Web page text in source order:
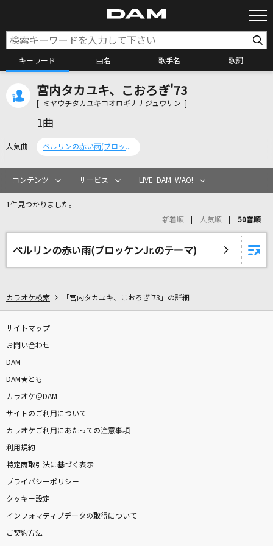
キーワード 曲名 歌手名 歌詞
カラオケ検索
カラオケリクエスト
リアルタイムで歌われている曲の一覧
AI
[生音]紫煙
クスシキ
Mrs. GREEN APPLE
[生音]北の宿から
都はるみ
[名演]Everything 「名演ピアノ 美野 春樹」
宮内タカユキ、こおろぎ'73
[ ミヤウチタカユキコオロギナナジュウサン ]
1曲
人気曲 ベルリンの赤い雨(ブロッケンJr.のテーマ)
コンテンツ サービス LIVE DAM WAO!
1件見つかりました。
新着順 人気順 50音順
ベルリンの赤い雨(ブロッケンJr.のテーマ)
カラオケ検索 「宮内タカユキ、こおろぎ'73」の詳細
サイトマップ
お問い合わせ
DAM
DAM★とも
カラオケ＠DAM
サイトのご利用について
カラオケご利用にあたっての注意事項
利用規約
特定商取引法に基づく表示
プライバシーポリシー
クッキー設定
インフォマティブデータの取得について
ご契約方法